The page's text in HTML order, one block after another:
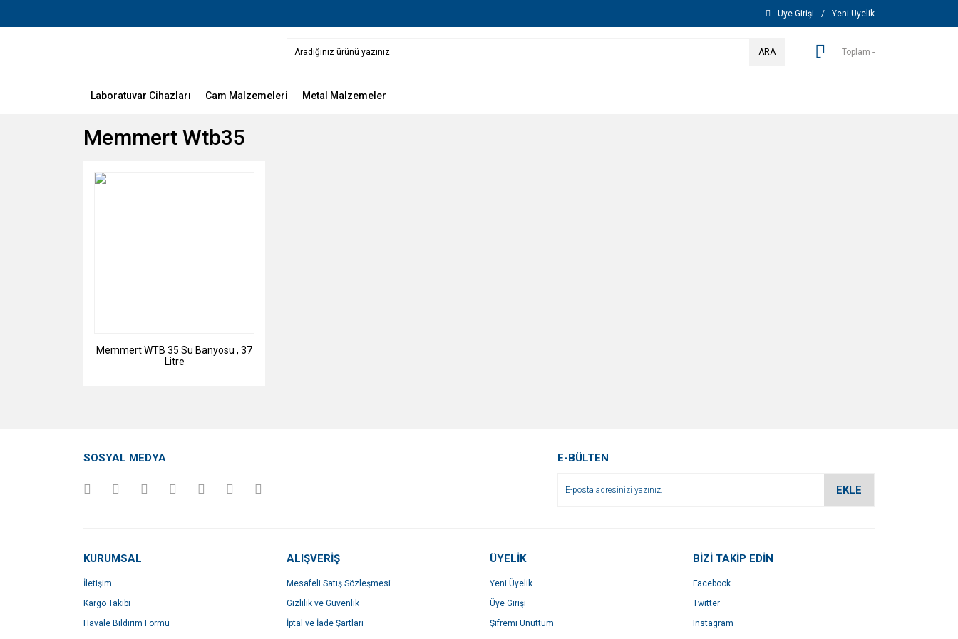
Üye Girişi / Yeni Üyelik
ARA Toplam -
Laboratuvar Cihazları Cam Malzemeleri Metal Malzemeler
Memmert Wtb35
Memmert WTB 35 Su Banyosu , 37
Litre
SOSYAL MEDYA E-BÜLTEN
EKLE
KURUMSAL
İletişim
Kargo Takibi
Havale Bildirim Formu
ALIŞVERİŞ
Mesafeli Satış Sözleşmesi
Gizlilik ve Güvenlik
İptal ve İade Şartları
ÜYELİK
Yeni Üyelik
Üye Girişi
Şifremi Unuttum
BİZİ TAKİP EDİN
Facebook
Twitter
Instagram